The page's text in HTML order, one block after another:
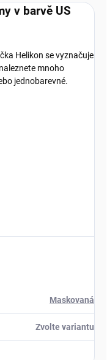
v barvě US
Helikon se vyznačuje
mnoho
jednobarevné.
Maskovaná
Zvolte variantu